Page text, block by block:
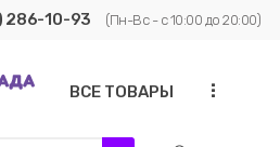
286-10-93 (Пн-Вс - с 10:00 до 20:00)
ВСЕ ТОВАРЫ ...